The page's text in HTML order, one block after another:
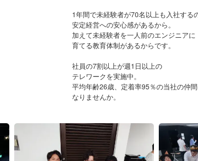
1年間で未経験者が70名以上も入社する
安定経営への安心感があるから。
加えて未経験者を一人前のエンジニアに
育てる教育体制があるからです。
社員の7割以上が週1日以上の
テレワークを実施中。
平均年齢26歳、定着率95％の当社の仲
なりませんか。